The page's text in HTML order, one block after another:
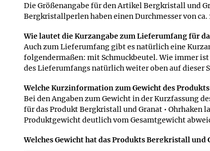
Die Größenangabe für den Artikel Bergkristall und
Bergkristallperlen haben einen Durchmesser von
Wie lautet die Kurzangabe zum Lieferumfang für
Auch zum Lieferumfang gibt es natürlich eine
folgendermaßen: mit Schmuckbeutel. Wie immer
des Lieferumfangs natürlich weiter oben auf dieser
Welche Kurzinformation zum Gewicht des
Bei den Angaben zum Gewicht in der Kurzfassung
für das Produkt Bergkristall und Granat • Ohrhaken
Produktgewicht deutlich vom Gesamtgewicht
Welches Gewicht hat das Produkts Bergkristall und